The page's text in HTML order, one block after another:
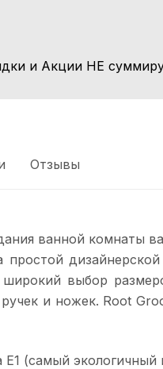
и Акции НЕ
Отзывы
ванной комнаты
простой
широкий выбор
ручек и ножек. Root
(самый экологичный